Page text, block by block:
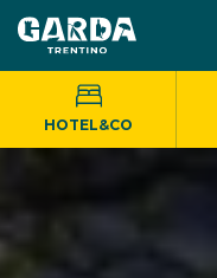
HOTEL&CO